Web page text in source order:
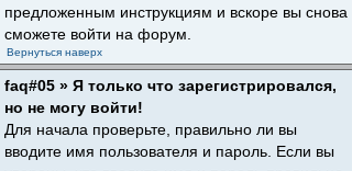
предложенным инструкциям и вскоре вы снова
сможете войти на форум.
Вернуться наверх
faq#05 » Я только что зарегистрировался,
но не могу войти!
Для начала проверьте, правильно ли вы
вводите имя пользователя и пароль. Если вы